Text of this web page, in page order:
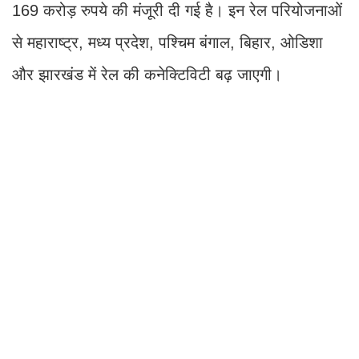
169 करोड़ रुपये की मंजूरी दी गई है। इन रेल परियोजनाओं
से महाराष्ट्र, मध्य प्रदेश, पश्चिम बंगाल, बिहार, ओडिशा
और झारखंड में रेल की कनेक्टिविटी बढ़ जाएगी।